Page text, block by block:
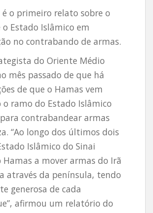
é o primeiro relato sobre o
o Estado Islâmico em
no contrabando de armas.
do Oriente Médio
mês passado de que há
de que o Hamas vem
o ramo do Estado Islâmico
contrabandear armas
“Ao longo dos últimos dois
Islâmico do Sinai
a mover armas do Irã
através da península, tendo
generosa de cada
afirmou um relatório do